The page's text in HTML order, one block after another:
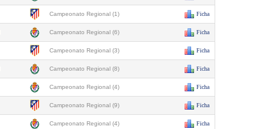
Campeonato Regional (1) Ficha
Campeonato Regional (6) Ficha
Campeonato Regional (3) Ficha
Campeonato Regional (8) Ficha
Campeonato Regional (4) Ficha
Campeonato Regional (9) Ficha
Campeonato Regional (4) Ficha